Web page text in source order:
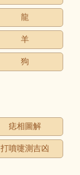
龍
羊
狗
痣相圖解
打噴嚏測吉凶